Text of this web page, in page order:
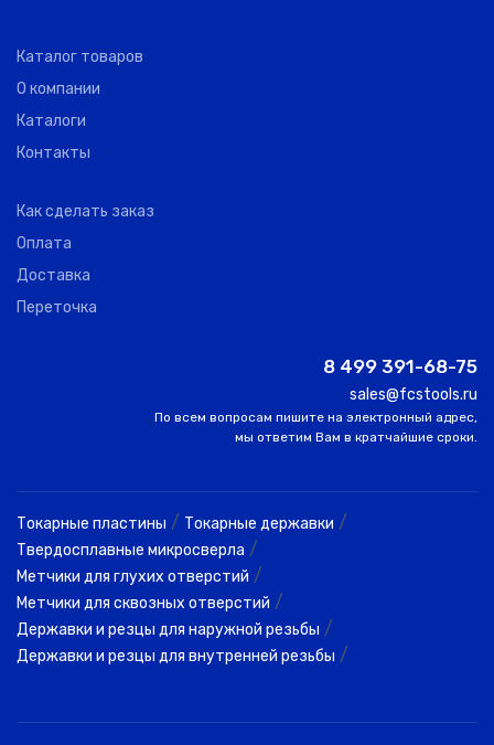
Каталог товаров
О компании
Каталоги
Контакты
Как сделать заказ
Оплата
Доставка
Переточка
8 499 391-68-75
sales@fcstools.ru
По всем вопросам пишите на электронный адрес,
мы ответим Вам в кратчайшие сроки.
Токарные пластины / Токарные державки /
Твердосплавные микросверла /
Метчики для глухих отверстий /
Метчики для сквозных отверстий /
Державки и резцы для наружной резьбы /
Державки и резцы для внутренней резьбы /